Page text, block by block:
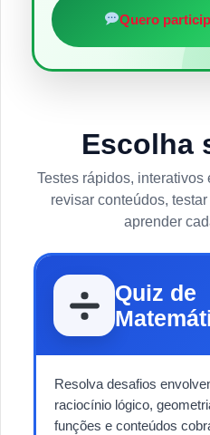
Quero
Escolha
Testes rápidos,
revisar conteúdos,
aprender
Quiz de
Resolva desafios
raciocínio lógico,
funções e conteúdos